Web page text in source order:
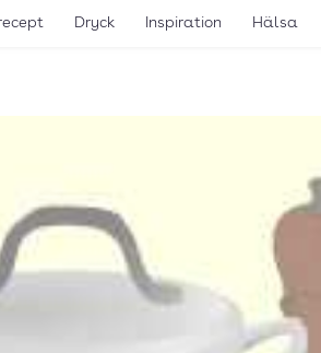
Dryck Inspiration Hälsa